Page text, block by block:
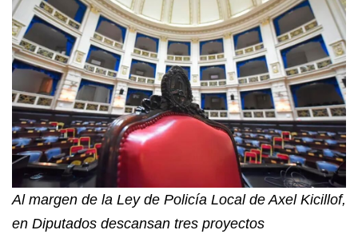
Al margen de la Ley de Policía Local de Axel Kicillof,
en Diputados descansan tres proyectos